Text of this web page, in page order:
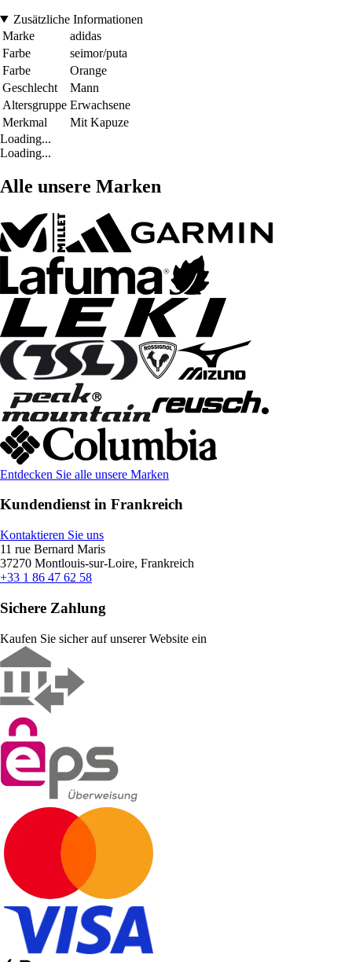
Zusätzliche Informationen
Marke
adidas
Farbe
seimor/puta
Farbe
Orange
Geschlecht
Mann
Altersgruppe Erwachsene
Merkmal
Mit Kapuze
Loading...
Loading...
Alle unsere Marken
Entdecken Sie alle unsere Marken
Kundendienst in Frankreich
Kontaktieren Sie uns
11 rue Bernard Maris
37270 Montlouis-sur-Loire, Frankreich
+33 1 86 47 62 58
Sichere Zahlung
Kaufen Sie sicher auf unserer Website ein